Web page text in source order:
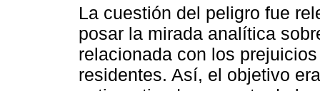
La cuestión del peligro fue
posar la mirada analítica
relacionada con los
residentes. Así, el objetivo